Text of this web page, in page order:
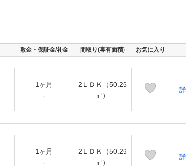
敷金・保証金/礼金 間取り(専有面積) お気に入り
1ヶ月
-
2ＬＤＫ（50.26
㎡）
1ヶ月
-
2ＬＤＫ（50.26
㎡）